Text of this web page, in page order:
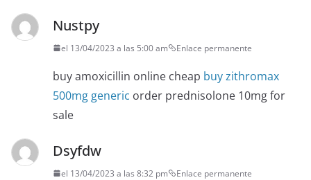
Nustpy
el 13/04/2023 a las 5:00 am Enlace permanente
buy amoxicillin online cheap buy zithromax
500mg generic order prednisolone 10mg for
sale
Dsyfdw
el 13/04/2023 a las 8:32 pm Enlace permanente